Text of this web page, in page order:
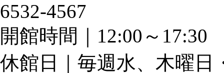
6532-4567
開館時間｜12:00～
休館日｜毎週水、木曜日